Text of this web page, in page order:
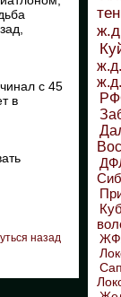
с 45
в
назад
ж.д.
ж.д.